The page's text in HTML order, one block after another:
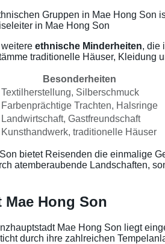
Gruppen in Mae Hong Son
in Mae Hong Son
ethnische Minderheiten, die
traditionelle Häuser, Kleidung
Besonderheiten
Textilherstellung, Silberschmuck
Farbenprächtige Trachten, Halsringe
Landwirtschaft, Gastfreundschaft
Kunsthandwerk, traditionelle Häuser
bietet Reisenden die einmalige
atemberaubende Landschaften,
Mae Hong Son
Mae Hong Son liegt
durch ihre zahlreichen